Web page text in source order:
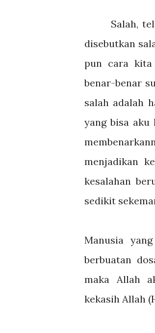
Salah, telah
disebutkan
pun cara kita
benar-benar
salah adalah
yang bisa aku
menjadikan
kesalahan
sedikit
Manusia
berbuatan
maka Allah
kekasih Allah